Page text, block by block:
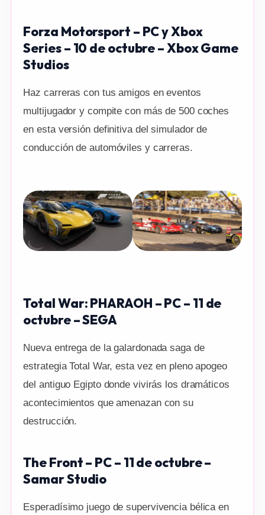
Forza Motorsport – PC y Xbox
Series – 10 de octubre – Xbox Game
Studios
Haz carreras con tus amigos en eventos
multijugador y compite con más de 500 coches
en esta versión definitiva del simulador de
conducción de automóviles y carreras.
Total War: PHARAOH – PC – 11 de
octubre – SEGA
Nueva entrega de la galardonada saga de
estrategia Total War, esta vez en pleno apogeo
del antiguo Egipto donde vivirás los dramáticos
acontecimientos que amenazan con su
destrucción.
The Front – PC – 11 de octubre –
Samar Studio
Esperadísimo juego de supervivencia bélica en